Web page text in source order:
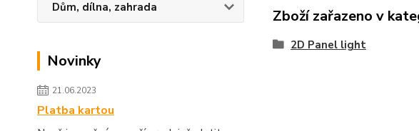
Dům, dílna, zahrada
Novinky
21.06.2023
Platba kartou
Zboží zařazeno v
2D Panel light